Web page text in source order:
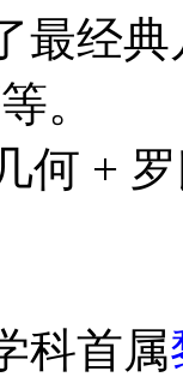
最经
。
何 +
科首属